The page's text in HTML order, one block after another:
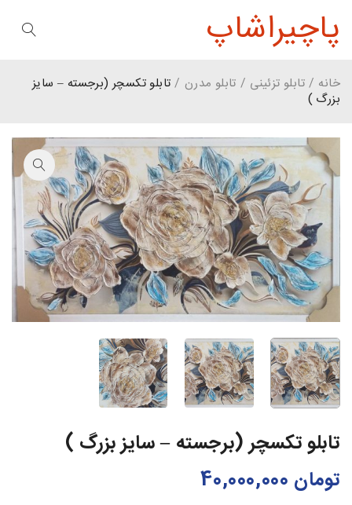
پاچیراشاپ
خانه / تابلو تزئینی / تابلو مدرن / تابلو تکسچر (برجسته – سایز
بزرگ )
تابلو تکسچر (برجسته – سایز بزرگ )
تومان